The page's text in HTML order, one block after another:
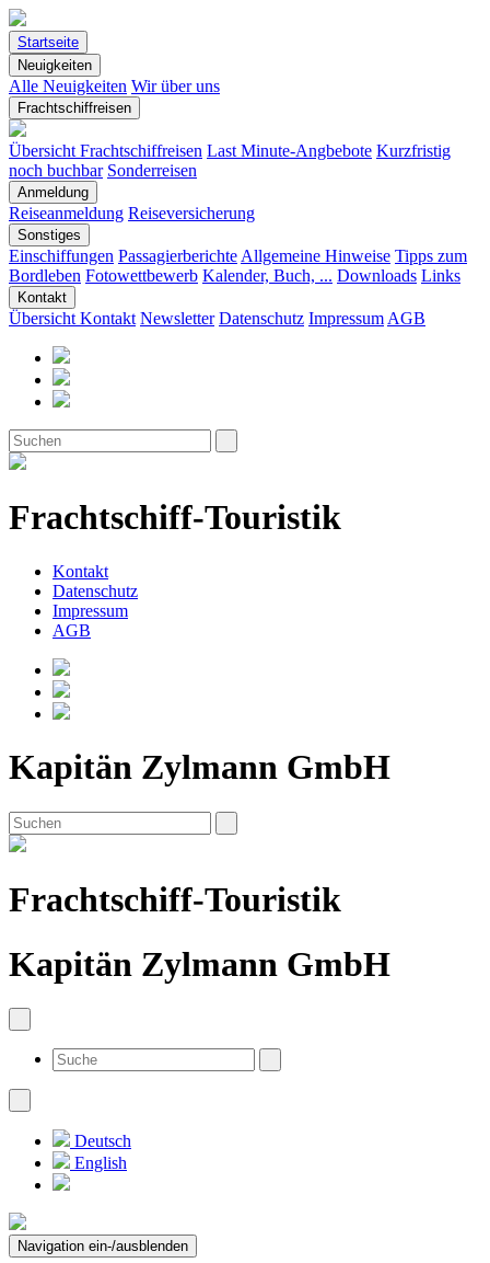
Startseite
Neuigkeiten
Alle Neuigkeiten Wir über uns
Frachtschiffreisen
Übersicht Frachtschiffreisen Last Minute-Angbebote Kurzfristig
noch buchbar Sonderreisen
Anmeldung
Reiseanmeldung Reiseversicherung
Sonstiges
Einschiffungen Passagierberichte Allgemeine Hinweise Tipps zum
Bordleben Fotowettbewerb Kalender, Buch, ... Downloads Links
Kontakt
Übersicht Kontakt Newsletter Datenschutz Impressum AGB
Frachtschiff-Touristik
Kontakt
Datenschutz
Impressum
AGB
Kapitän Zylmann GmbH
Frachtschiff-Touristik
Kapitän Zylmann GmbH
Deutsch
English
Navigation ein-/ausblenden